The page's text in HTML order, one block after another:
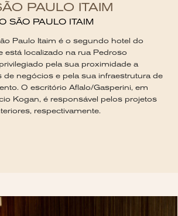
PAULO ITAIM
SÃO PAULO ITAIM
Paulo Itaim é o segundo hotel do
está localizado na rua Pedroso
pela sua proximidade a
de negócios e pela sua infraestrutura de
O escritório Aflalo/Gasperini, em
Kogan, é responsável pelos projetos
respectivamente.